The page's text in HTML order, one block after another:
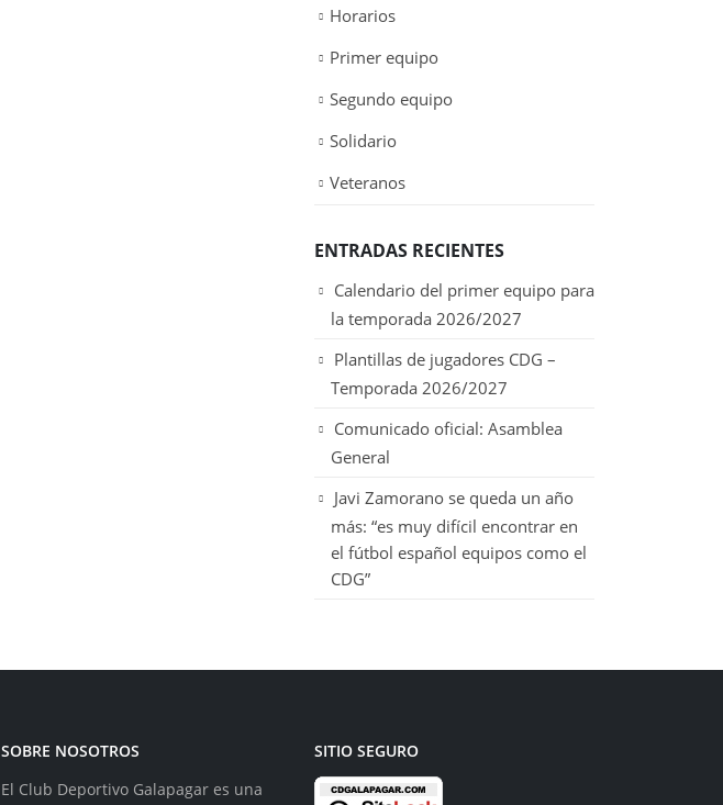
Horarios
Primer equipo
Segundo equipo
Solidario
Veteranos
ENTRADAS RECIENTES
Calendario del primer equipo para
la temporada 2026/2027
Plantillas de jugadores CDG –
Temporada 2026/2027
Comunicado oficial: Asamblea
General
Javi Zamorano se queda un año
más: “es muy difícil encontrar en
el fútbol español equipos como el
CDG”
SOBRE NOSOTROS
El Club Deportivo Galapagar es una
SITIO SEGURO